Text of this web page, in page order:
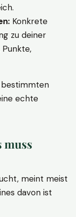
Konkrete
zu deiner
Punkte,
bestimmten
echte
muss
meint meist
davon ist